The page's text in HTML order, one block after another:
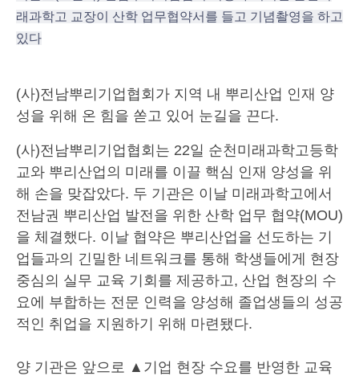
래과학고 교장이 산학 업무협약서를 들고 기념촬영을 하고
있다
(사)전남뿌리기업협회가 지역 내 뿌리산업 인재 양
성을 위해 온 힘을 쏟고 있어 눈길을 끈다.
(사)전남뿌리기업협회는 22일 순천미래과학고등학
교와 뿌리산업의 미래를 이끌 핵심 인재 양성을 위
해 손을 맞잡았다. 두 기관은 이날 미래과학고에서
전남권 뿌리산업 발전을 위한 산학 업무 협약(MOU)
을 체결했다. 이날 협약은 뿌리산업을 선도하는 기
업들과의 긴밀한 네트워크를 통해 학생들에게 현장
중심의 실무 교육 기회를 제공하고, 산업 현장의 수
요에 부합하는 전문 인력을 양성해 졸업생들의 성공
적인 취업을 지원하기 위해 마련됐다.
양 기관은 앞으로 ▲기업 현장 수요를 반영한 교육